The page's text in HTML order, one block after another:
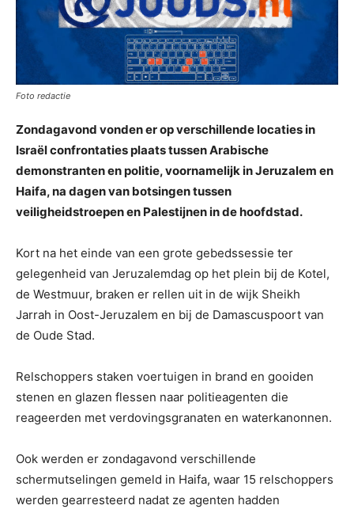
Foto redactie
Zondagavond vonden er op verschillende locaties in
Israël confrontaties plaats tussen Arabische
demonstranten en politie, voornamelijk in Jeruzalem en
Haifa, na dagen van botsingen tussen
veiligheidstroepen en Palestijnen in de hoofdstad.
Kort na het einde van een grote gebedssessie ter
gelegenheid van Jeruzalemdag op het plein bij de Kotel,
de Westmuur, braken er rellen uit in de wijk Sheikh
Jarrah in Oost-Jeruzalem en bij de Damascuspoort van
de Oude Stad.
Relschoppers staken voertuigen in brand en gooiden
stenen en glazen flessen naar politieagenten die
reageerden met verdovingsgranaten en waterkanonnen.
Ook werden er zondagavond verschillende
schermutselingen gemeld in Haifa, waar 15 relschoppers
werden gearresteerd nadat ze agenten hadden